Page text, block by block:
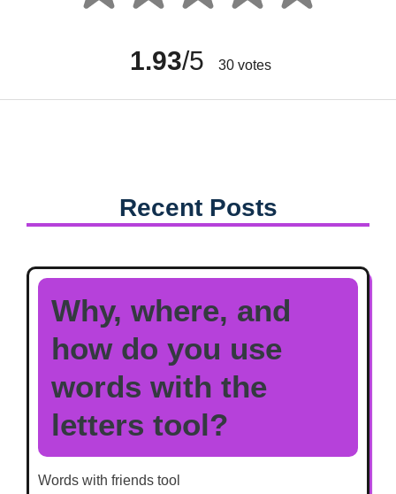
1.93/5 30votes
Recent Posts
Why, where, and
how do you use
words with the
letters tool?
Words with friends tool